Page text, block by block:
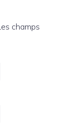
champs